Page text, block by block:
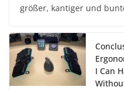
größer, kantiger und
I Can